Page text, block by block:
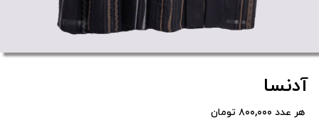
آدنسا
هر عدد ۸۰۰,۰۰۰ تومان